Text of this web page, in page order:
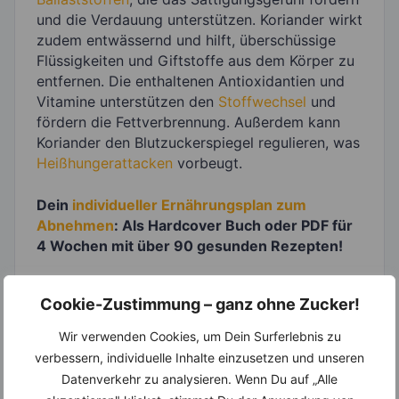
Cookie-Zustimmung – ganz ohne Zucker!
Wir verwenden Cookies, um Dein Surferlebnis zu
verbessern, individuelle Inhalte einzusetzen und unseren
Datenverkehr zu analysieren. Wenn Du auf „Alle
und die Verdauung unterstützen. Koriander wirkt
zudem entwässernd und hilft, überschüssige
Flüssigkeiten und Giftstoffe aus dem Körper zu
entfernen. Die enthaltenen Antioxidantien und
Vitamine unterstützen den Stoffwechsel und
fördern die Fettverbrennung. Außerdem kann
Koriander den Blutzuckerspiegel regulieren, was
Heißhungerattacken vorbeugt.
Dein individueller Ernährungsplan zum
Abnehmen: Als Hardcover Buch oder PDF für
4 Wochen mit über 90 gesunden Rezepten!